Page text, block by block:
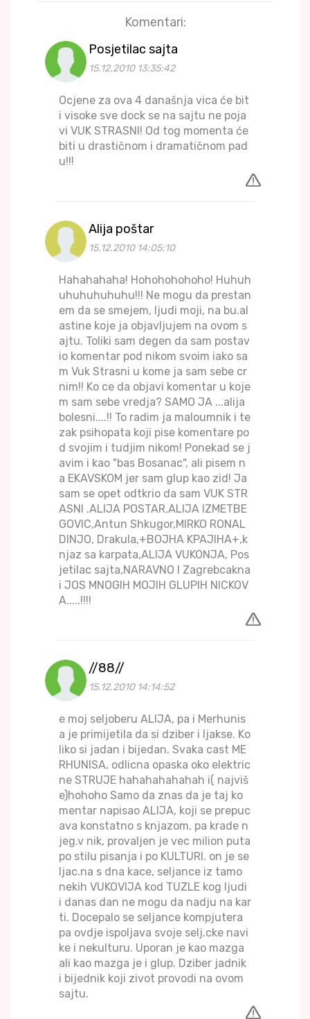
Komentari:
Posjetilac sajta
15.12.2010 13:35:42
Ocjene za ova 4 današnja vica će bit
i visoke sve dock se na sajtu ne poja
vi VUK STRASNI! Od tog momenta će
biti u drastičnom i dramatičnom pad
u!!!
Alija poštar
15.12.2010 14:05:10
Hahahahaha! Hohohohohoho! Huhuh
uhuhuhuhuhu!!! Ne mogu da prestan
em da se smejem, ljudi moji, na bu.al
astine koje ja objavljujem na ovom s
ajtu. Toliki sam degen da sam postav
io komentar pod nikom svoim iako sa
m Vuk Strasni u kome ja sam sebe cr
nim!! Ko ce da objavi komentar u koje
m sam sebe vredja? SAMO JA ...alija
bolesni....!! To radim ja maloumnik i te
zak psihopata koji pise komentare po
d svojim i tudjim nikom! Ponekad se j
avim i kao "bas Bosanac", ali pisem n
a EKAVSKOM jer sam glup kao zid! Ja
sam se opet odtkrio da sam VUK STR
ASNI .ALIJA POSTAR,ALIJA IZMETBE
GOVIC,Antun Shkugor,MIRKO RONAL
DINJO, Drakula,+BOJHA KPAJIHA+,k
njaz sa karpata,ALIJA VUKONJA, Pos
jetilac sajta,NARAVNO I Zagrebcakna
i JOS MNOGIH MOJIH GLUPIH NICKOV
A.....!!!!
//88//
15.12.2010 14:14:52
e moj seljoberu ALIJA, pa i Merhunis
a je primijetila da si dziber i ljakse. Ko
liko si jadan i bijedan. Svaka cast ME
RHUNISA, odlicna opaska oko elektric
ne STRUJE hahahahahahah i( najviš
e)hohoho Samo da znas da je taj ko
mentar napisao ALIJA, koji se prepuc
ava konstatno s knjazom, pa krade n
jeg.v nik, provaljen je vec milion puta
po stilu pisanja i po KULTURI. on je se
ljac.na s dna kace, seljance iz tamo
nekih VUKOVIJA kod TUZLE kog ljudi
i danas dan ne mogu da nadju na kar
ti. Docepalo se seljance kompjutera
pa ovdje ispoljava svoje selj.cke navi
ke i nekulturu. Uporan je kao mazga
ali kao mazga je i glup. Dziber jadnik
i bijednik koji zivot provodi na ovom
sajtu.